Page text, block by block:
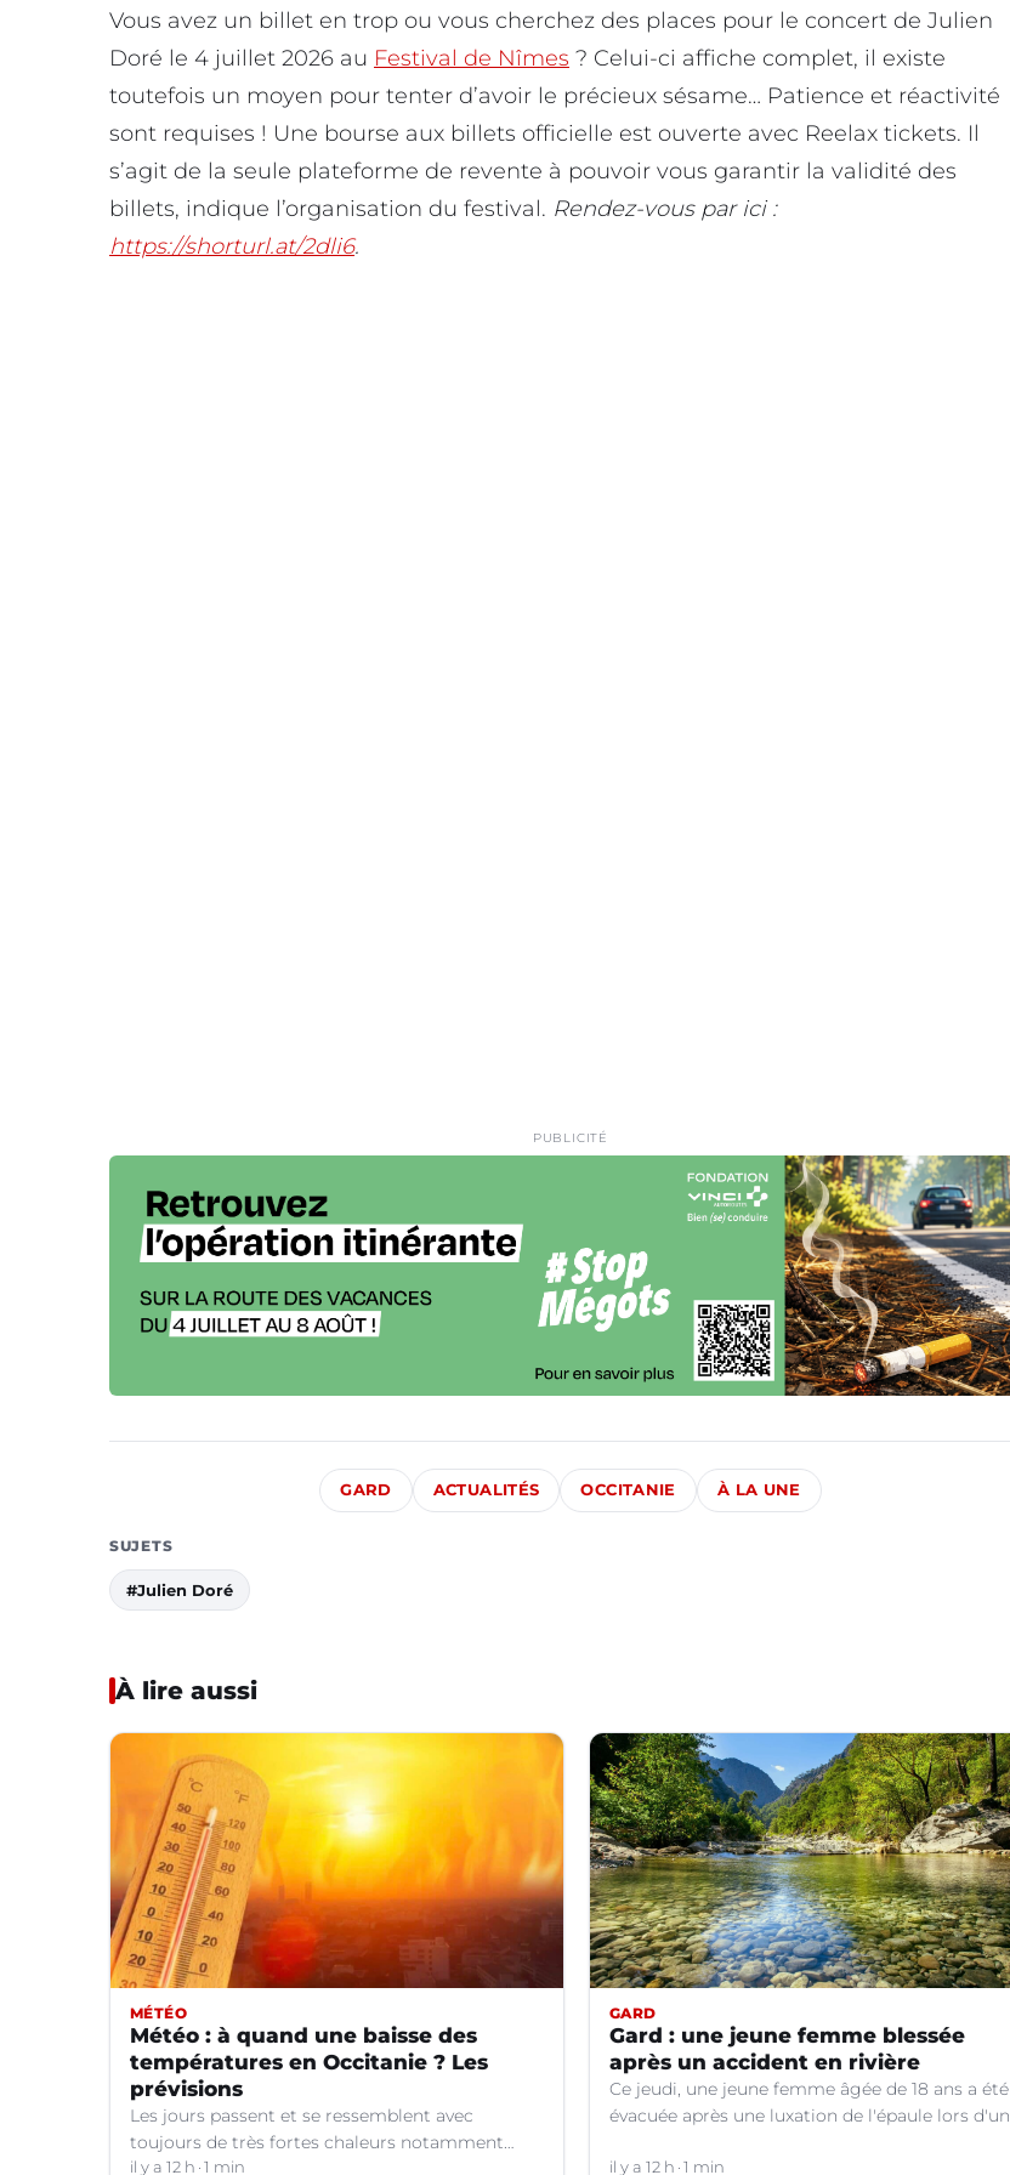
Vous avez un billet en trop ou vous cherchez des places pour le concert de Julien
Doré le 4 juillet 2026 au Festival de Nîmes ? Celui-ci affiche complet, il existe
toutefois un moyen pour tenter d’avoir le précieux sésame… Patience et réactivité
sont requises ! Une bourse aux billets officielle est ouverte avec Reelax tickets. Il
s’agit de la seule plateforme de revente à pouvoir vous garantir la validité des
billets, indique l’organisation du festival. Rendez-vous par ici :
https://shorturl.at/2dli6.
PUBLICITÉ
GARD ACTUALITÉS OCCITANIE À LA UNE
SUJETS
#Julien Doré
À lire aussi
MÉTÉO
Météo : à quand une baisse des
températures en Occitanie ? Les
prévisions
Les jours passent et se ressemblent avec
toujours de très fortes chaleurs notamment
dans le Languedoc. Jusqu’à quand ?
il y a 12 h 1 min
GARD
Gard : une jeune femme blessée
après un accident en rivière
Ce jeudi, une jeune femme âgée de 18 ans a été
évacuée après une luxation de l'épaule lors d'un
Valborgne (Gard).
il y a 12 h 1 min